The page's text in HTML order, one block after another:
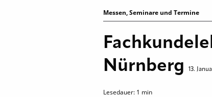
Messen, Seminare und Termine
Nürnberg
13.
Lesedauer: 1 min